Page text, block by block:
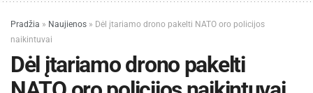
Pradžia » Naujienos » Dėl įtariamo drono pakelti NATO oro policijos
naikintuvai
Dėl įtariamo drono pakelti